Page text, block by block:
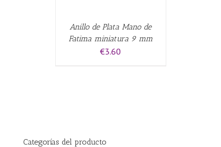
Anillo de Plata Mano de
Fatima miniatura 9 mm
€3.60
Categorías del producto